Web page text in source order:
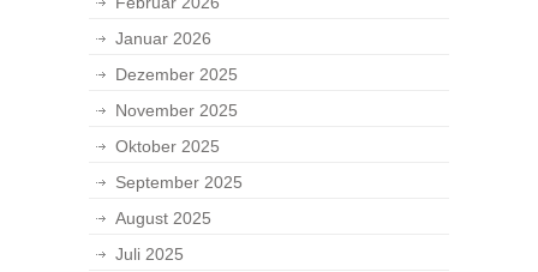
Januar 2026
Dezember 2025
November 2025
Oktober 2025
September 2025
August 2025
Juli 2025